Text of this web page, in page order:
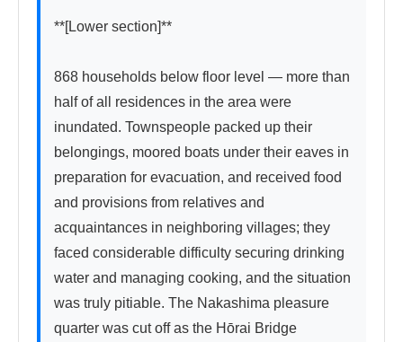
**[Lower section]**
868 households below floor level — more than
half of all residences in the area were
inundated. Townspeople packed up their
belongings, moored boats under their eaves in
preparation for evacuation, and received food
and provisions from relatives and
acquaintances in neighboring villages; they
faced considerable difficulty securing drinking
water and managing cooking, and the situation
was truly pitiable. The Nakashima pleasure
quarter was cut off as the Hōrai Bridge